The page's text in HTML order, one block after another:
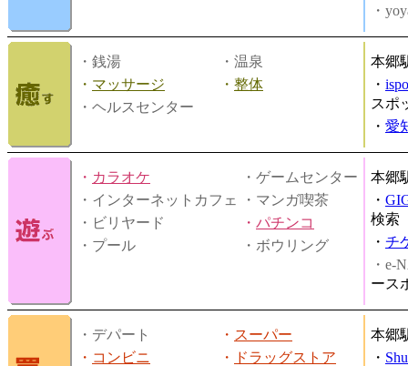
・
・銭湯
・温泉
・ マッサージ ・ 整体
・ヘルスセンター
本郷
・
スポ
・ 愛
・ カラオケ
・ゲームセンター
・インターネットカフェ
・マンガ喫茶
・ビリヤード
・ パチンコ
・プール
・ボウリング
本郷
・
検索
・ チ
・e-
ース
・デパート ・ スーパー
・ コンビニ ・
ドラッグストア
本郷
・